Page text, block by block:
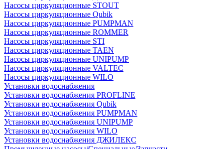
Насосы циркуляционные STOUT
Насосы циркуляционные Qubik
Насосы циркуляционные PUMPMAN
Насосы циркуляционные ROMMER
Насосы циркуляционные STI
Насосы циркуляционные TAEN
Насосы циркуляционные UNIPUMP
Насосы циркуляционные VALTEC
Насосы циркуляционные WILO
Установки водоснабжения
Установки водоснабжения PROFLINE
Установки водоснабжения Qubik
Установки водоснабжения PUMPMAN
Установки водоснабжения UNIPUMP
Установки водоснабжения WILO
Установки водоснабжения ДЖИЛЕКС